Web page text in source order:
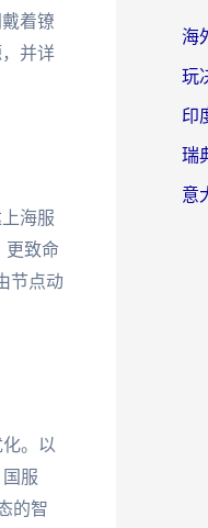
着镣
并详
海服
更致命
节点动
。以
服
的智